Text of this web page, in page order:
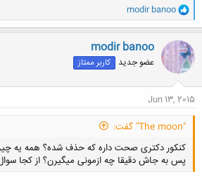
و
ا
ک
ن
ش
ا
modir banoo
modir banoo
عضو جدید کاربر ممتاز
Jun 13, 2015
"The moon" گفت:
کنکور دکتری صحت داره که حذف شده؟ همه یه
پس به جاش دقیقا چه ازمونی میگیرن؟ از کجا